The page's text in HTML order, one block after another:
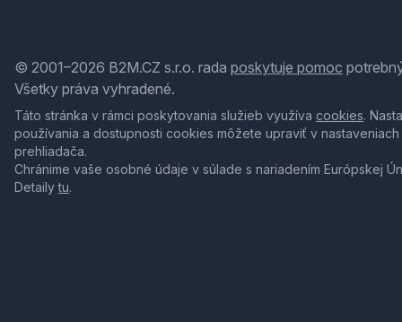
© 2001–2026 B2M.CZ s.r.o. rada poskytuje pomoc
Všetky práva vyhradené.
Táto stránka v rámci poskytovania služieb využíva cookies.
používania a dostupnosti cookies môžete upraviť v nastaveniach
prehliadača.
Chránime vaše osobné údaje v súlade s nariadením Európskej
Detailytu.